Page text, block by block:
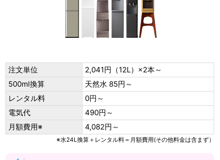
注文単位
2,041円（12L）×2本～
500ml換算
天然水 85円～
レンタル料
0円～
電気代
490円～
月額費用※
4,082円～
※水24L換算＋レンタル料＝月額費用(その他料金は含まず）